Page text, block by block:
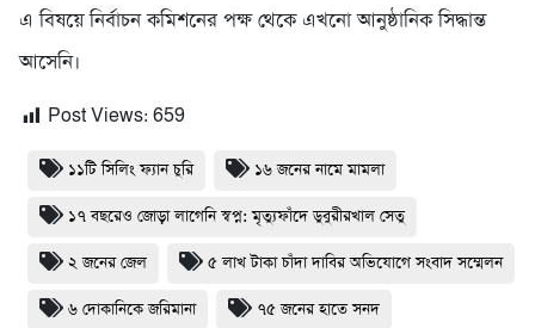
এ বিষয়ে নির্বাচন কমিশনের পক্ষ থেকে এখনো আনুষ্ঠানিক সিদ্ধান্ত
আসেনি।
Post Views: 659
১১টি সিলিং ফ্যান চুরি ১৬ জনের নামে মামলা
১৭ বছরেও জোড়া লাগেনি স্বপ্ন: মৃত্যুফাঁদে ডুবুরীরখাল সেতু
২ জনের জেল ৫ লাখ টাকা চাঁদা দাবির অভিযোগে সংবাদ সম্মেলন
৬ দোকানিকে জরিমানা ৭৫ জনের হাতে সনদ